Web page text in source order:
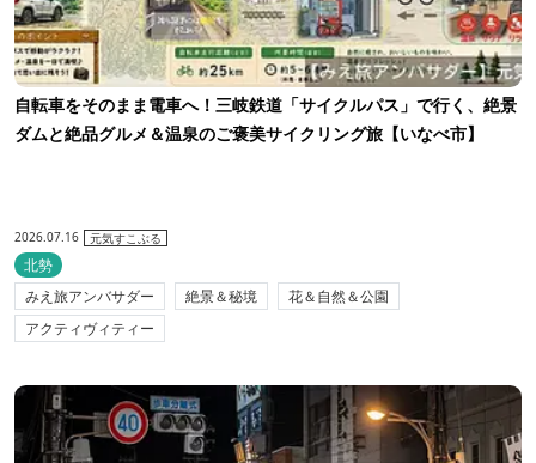
自転車をそのまま電車へ！三岐鉄道「サイクルパス」で行く、絶景
ダムと絶品グルメ＆温泉のご褒美サイクリング旅【いなべ市】
2026.07.16 元気すこぶる
北勢
みえ旅アンバサダー
絶景＆秘境
花＆自然＆公園
アクティヴィティー